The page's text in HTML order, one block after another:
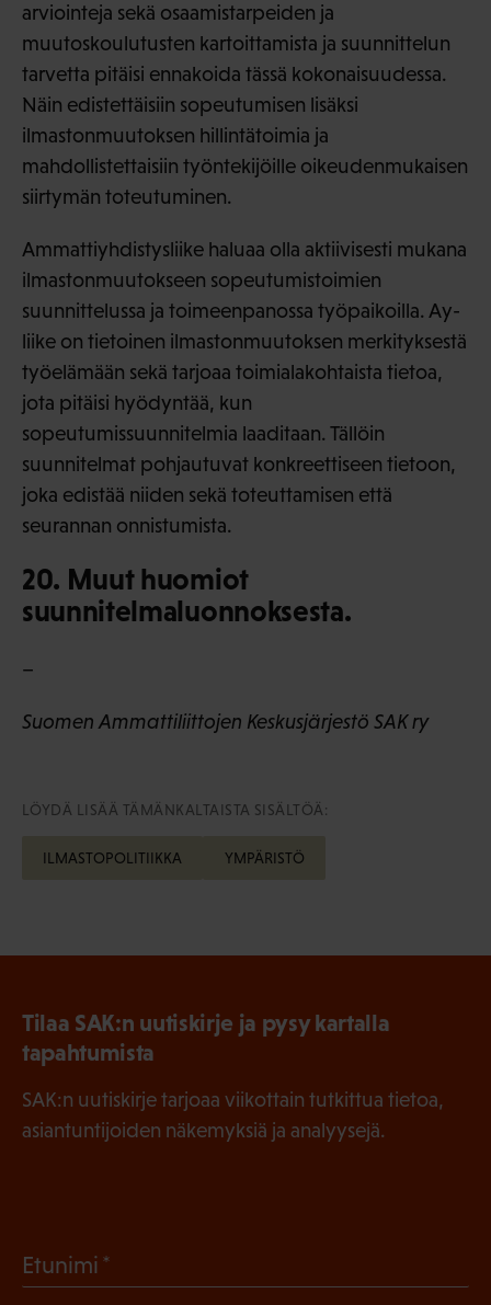
arviointeja sekä osaamistarpeiden ja
muutoskoulutusten kartoittamista ja suunnittelun
tarvetta pitäisi ennakoida tässä kokonaisuudessa.
Näin edistettäisiin sopeutumisen lisäksi
ilmastonmuutoksen hillintätoimia ja
mahdollistettaisiin työntekijöille oikeudenmukaisen
siirtymän toteutuminen.
Ammattiyhdistysliike haluaa olla aktiivisesti mukana
ilmastonmuutokseen sopeutumistoimien
suunnittelussa ja toimeenpanossa työpaikoilla. Ay-
liike on tietoinen ilmastonmuutoksen merkityksestä
työelämään sekä tarjoaa toimialakohtaista tietoa,
jota pitäisi hyödyntää, kun
sopeutumissuunnitelmia laaditaan. Tällöin
suunnitelmat pohjautuvat konkreettiseen tietoon,
joka edistää niiden sekä toteuttamisen että
seurannan onnistumista.
20. Muut huomiot
suunnitelmaluonnoksesta.
–
Suomen Ammattiliittojen Keskusjärjestö SAK ry
LÖYDÄ LISÄÄ TÄMÄNKALTAISTA SISÄLTÖÄ:
ILMASTOPOLITIIKKA YMPÄRISTÖ
Tilaa SAK:n uutiskirje ja pysy kartalla
tapahtumista
SAK:n uutiskirje tarjoaa viikottain tutkittua tietoa,
asiantuntijoiden näkemyksiä ja analyysejä.
Etunimi